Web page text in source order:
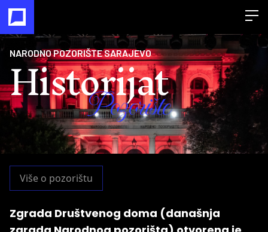
NARODNO POZORIŠTE SARAJEVO
Historijat
Pozorište
Više o pozorištu
Zgrada Društvenog doma (današnja